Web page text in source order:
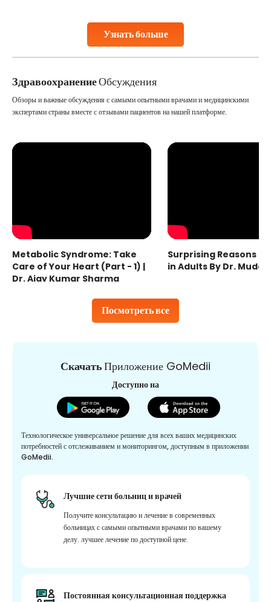
Узнать больше
Studies, such as one published
ЗдравоохранениеОбсуждения
Посмотреть все
Обзоры и важные обсуждения с самыми опытными врачами и медицинскими
экспертами страны вместе с отзывами пациентов на нашей платформе.
Metabolic Syndrome: Take
Care of Your Heart (Part - 1) |
Dr. Ajay Kumar Sharma
Surprising Reasons
in Adults By Dr.
СкачатьПриложение GoMedii
Доступно на
Технологическое универсальное решение для всех ваших медицинских
потребностей с отслеживанием и мониторингом, доступным в приложении
GoMedii.
Лучшие сети больниц и врачей
Получите консультацию и лечение в современных
больницах с самыми опытными врачами по вашему
делу. лучшее лечение по доступной цене.
Постоянная консультационная поддержка